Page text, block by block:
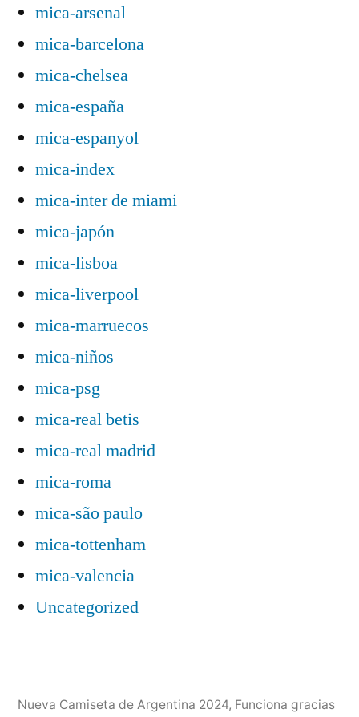
mica-arsenal
mica-barcelona
mica-chelsea
mica-españa
mica-espanyol
mica-index
mica-inter de miami
mica-japón
mica-lisboa
mica-liverpool
mica-marruecos
mica-niños
mica-psg
mica-real betis
mica-real madrid
mica-roma
mica-são paulo
mica-tottenham
mica-valencia
Uncategorized
Nueva Camiseta de Argentina 2024, Funciona gracias